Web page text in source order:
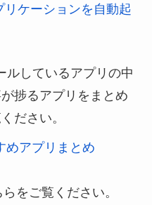
ケーションを自動起
ルしているアプリの中
捗るアプリをまとめ
ださい。
めアプリまとめ
をご覧ください。